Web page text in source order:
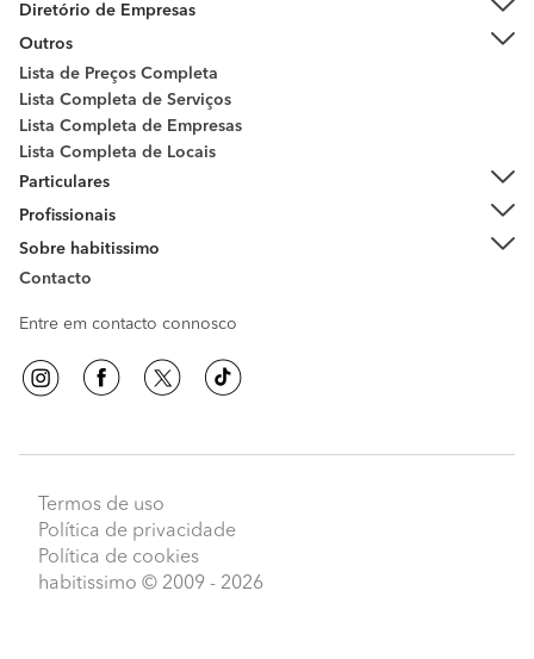
Diretório de Empresas
Outros
Lista de Preços Completa
Lista Completa de Serviços
Lista Completa de Empresas
Lista Completa de Locais
Particulares
Profissionais
Sobre habitissimo
Contacto
Entre em contacto connosco
Termos de uso
Política de privacidade
Política de cookies
habitissimo © 2009 - 2026